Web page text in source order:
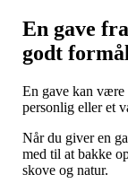
En gave
godt
En gave kan
personlig eller et
Når du giver en
med til at bakke
skove og natur.